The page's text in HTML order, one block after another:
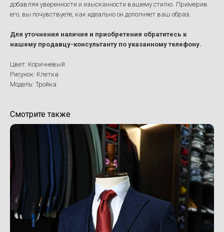
добавляя уверенности и изысканности вашему стилю. Примерив
его, вы почувствуете, как идеально он дополняет ваш образ.
Для уточнения наличия и приобретения обратитесь к
нашему продавцу-консультанту по указанному телефону.
Цвет: Коричневый
Рисунок: Клетка
Модель: Тройка
Смотрите также